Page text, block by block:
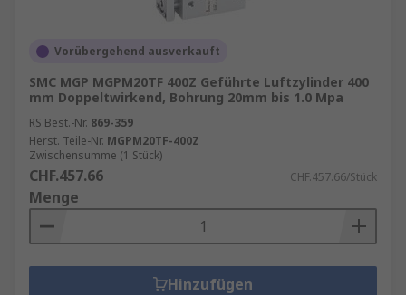
Vorübergehend ausverkauft
SMC MGP MGPM20TF 400Z Geführte Luftzylinder 400
mm Doppeltwirkend, Bohrung 20mm bis 1.0 Mpa
RS Best.-Nr. 869-359
Herst. Teile-Nr. MGPM20TF-400Z
Zwischensumme (1 Stück)
CHF.457.66 CHF.457.66/Stück
Menge
Hinzufügen